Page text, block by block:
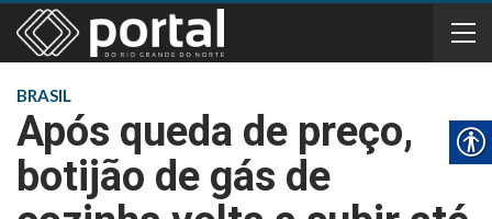
BRASIL
Após queda de preço,
botijão de gás de